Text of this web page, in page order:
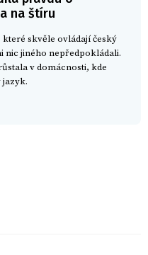
na štíru
skvěle ovládají český
nic jiného nepředpokládali.
v domácnosti, kde
jazyk.